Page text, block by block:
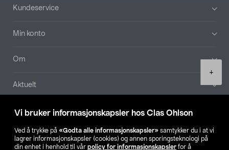
Vi bruker informasjonskapsler hos Clas Ohlson
Ved å trykke på «Godta alle informasjonskapsler» samtykker du i at vi
lagrer informasjonskapsler (cookies) og annen sporingsteknologi på
din enhet i henhold til vår policy for informasjonskapsler for å
+
Bunntekst
Kundeservice
Min konto
Om
Aktuelt
Våre selskaper
Finn din butikk